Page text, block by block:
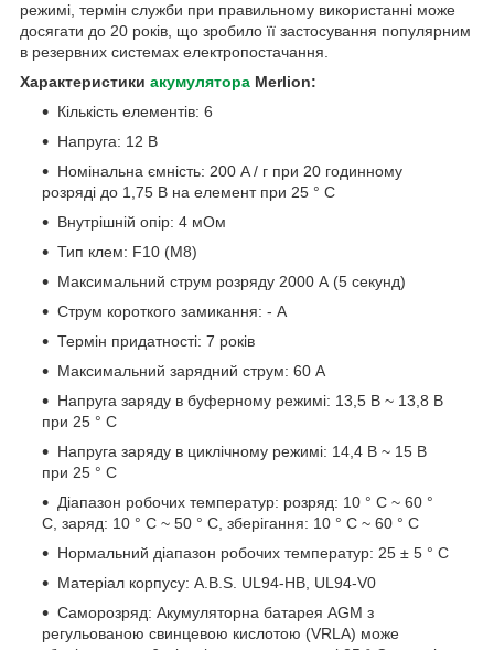
режимі, термін служби при правильному використанні може
досягати до 20 років, що зробило її застосування популярним
в резервних системах електропостачання.
Характеристики акумулятора Merlion:
Кількість елементів: 6
Напруга: 12 В
Номінальна ємність: 200 A / г при 20 годинному
розряді до 1,75 В на елемент при 25 ° C
Внутрішній опір: 4 мОм
Тип клем: F10 (M8)
Максимальний струм розряду 2000 А (5 секунд)
Струм короткого замикання: - A
Термін придатності: 7 років
Максимальний зарядний струм: 60 A
Напруга заряду в буферному режимі: 13,5 В ~ 13,8 В
при 25 ° С
Напруга заряду в циклічному режимі: 14,4 В ~ 15 В
при 25 ° С
Діапазон робочих температур: розряд: 10 ° C ~ 60 °
C, заряд: 10 ° C ~ 50 ° C, зберігання: 10 ° C ~ 60 ° C
Нормальний діапазон робочих температур: 25 ± 5 ° C
Матеріал корпусу: A.В.S. UL94-HB, UL94-V0
Саморозряд: Акумуляторна батарея AGM з
регульованою свинцевою кислотою (VRLA) може